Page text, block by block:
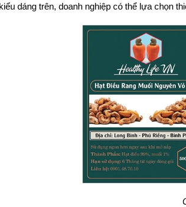
dáng trên, doanh nghiệp có thể lựa chọn